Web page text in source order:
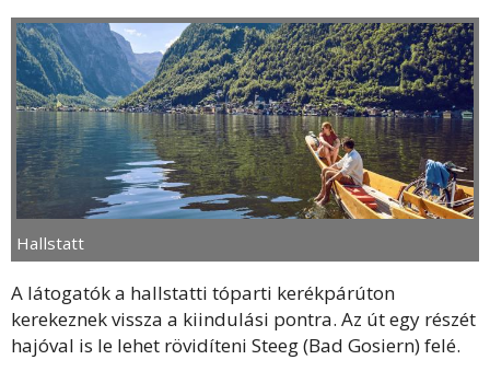
Hallstatt
A látogatók a hallstatti tóparti kerékpárúton
kerekeznek vissza a kiindulási pontra. Az út egy részét
hajóval is le lehet rövidíteni Steeg (Bad Gosiern) felé.